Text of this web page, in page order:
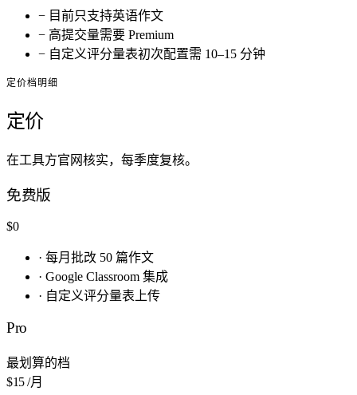
− 目前只支持英语作文
− 高提交量需要 Premium
− 自定义评分量表初次配置需 10–15 分钟
定价档明细
定价
在工具方官网核实，每季度复核。
免费版
$0
· 每月批改 50 篇作文
· Google Classroom 集成
· 自定义评分量表上传
Pro
最划算的档
$15/月